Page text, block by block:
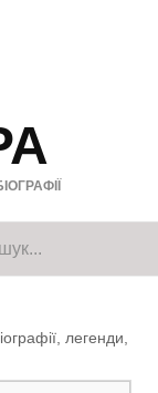
легенди,